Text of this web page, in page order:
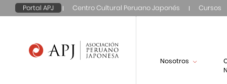
Portal APJ Centro Cultural Peruano Japonés Cursos
Nosotros